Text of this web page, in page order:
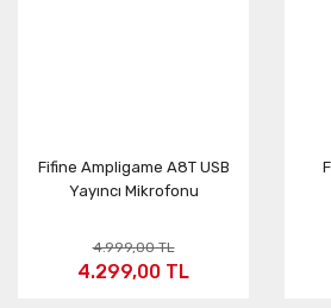
Fifine Ampligame A8T USB
Yayıncı Mikrofonu
4.999,00 TL
4.299,00 TL